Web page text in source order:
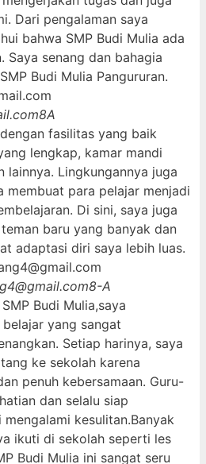
Dari pengalaman saya
bahwa SMP Budi Mulia ada
Saya senang dan bahagia
Budi Mulia Pangururan.
8A
fasilitas yang baik
lengkap, kamar mandi
lainnya. Lingkungannya juga
membuat para pelajar menjadi
Di sini, saya juga
baru yang banyak dan
adaptasi diri saya lebih luas.
8-A
Budi Mulia,saya
yang sangat
Setiap harinya, saya
ke sekolah karena
penuh kebersamaan. Guru-
dan selalu siap
kesulitan.Banyak
ikuti di sekolah seperti les
Budi Mulia ini sangat seru